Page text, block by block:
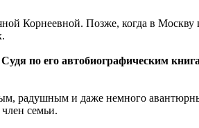
Корнеевной. Позже, когда в
по его автобиографическим
радушным и даже немного
семьи.